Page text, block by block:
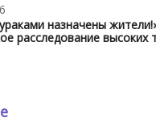
назначены
расследование высоких